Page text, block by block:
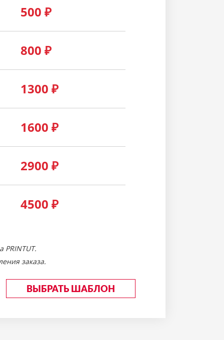
500 ₽
800 ₽
1300 ₽
1600 ₽
2900 ₽
4500 ₽
PRINTUT.
заказа.
ВЫБРАТЬ ШАБЛОН